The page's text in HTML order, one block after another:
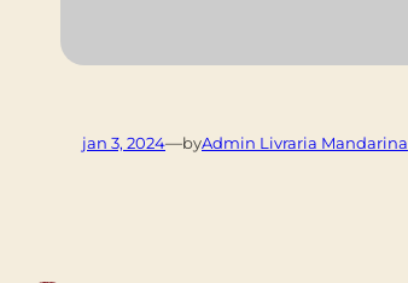
jan 3, 2024—byAdmin Livraria Mandarina